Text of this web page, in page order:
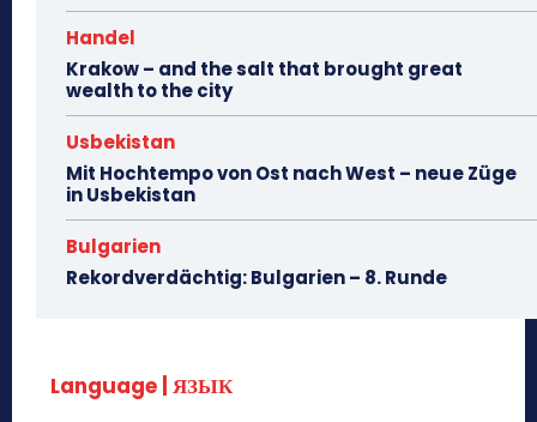
Handel
Krakow – and the salt that brought great
wealth to the city
Usbekistan
Mit Hochtempo von Ost nach West – neue Züge
in Usbekistan
Bulgarien
Rekordverdächtig: Bulgarien – 8. Runde
Language | ЯЗЫК